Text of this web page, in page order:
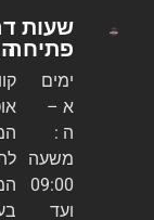
שעות
פתיחה
ימים
משעה
09:00
דרכי
קווי
בעיר